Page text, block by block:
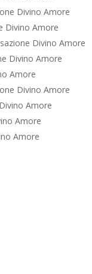
Divino Amore
Divino Amore
Divino Amore
Divino Amore
Amore
Divino Amore
Amore
Amore
Amore